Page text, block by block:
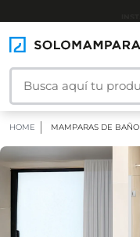
HOME MAMPARAS DE BAÑO